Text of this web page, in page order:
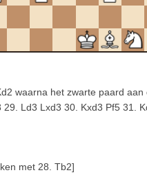
waarna het zwarte paard
Ld3 Lxd3 30. Kxd3 Pf5 31.
met 28. Tb2]